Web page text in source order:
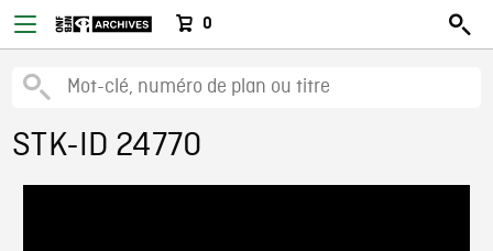
0
STK-ID 24770